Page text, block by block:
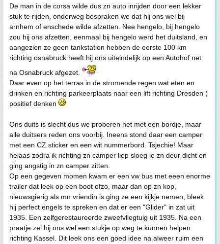
De man in de corsa wilde dus zn auto inrijden door een lekker
stuk te rijden, onderweg bespraken we dat hij ons wel bij
arnhem of enschede wilde afzetten. Nee hengelo, bij hengelo
zou hij ons afzetten, eenmaal bij hengelo werd het duitsland, en
aangezien ze geen tankstation hebben de eerste 100 km
richting osnabruck heeft hij ons uiteindelijk op een Autohof net
na Osnabruck afgezet.
Daar even op het terras in de stromende regen wat eten en
drinken en richting parkeerplaats naar een lift richting Dresden (
positief denken
Ons duits is slecht dus we proberen het met een bordje, maar
alle duitsers reden ons voorbij. Ineens stond daar een camper
met een CZ sticker en een wit nummerbord. Tsjechie! Maar
helaas zodra ik richting zn camper liep sloeg ie zn deur dicht en
ging angstig in zn camper zitten.
Op een gegeven momen kwam er een vw bus met eeen enorme
trailer dat leek op een boot ofzo, maar dan op zn kop,
nieuwsgierig als mn vriendin is ging ze een kijkje nemen, bleek
hij perfect engels te spreken en dat er een "Glider" in zat uit
1935. Een zelfgerestaureerde zweefvliegtuig uit 1935. Na een
praatje zei hij ons wel een stukje op weg te kunnen helpen
richting Kassel. Dit leek ons een goed idee na alweer ruim een